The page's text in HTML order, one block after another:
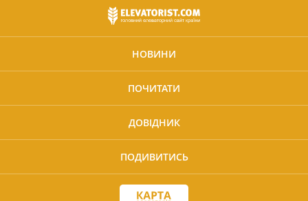
НОВИНИ
ПОЧИТАТИ
ДОВІДНИК
ПОДИВИТИСЬ